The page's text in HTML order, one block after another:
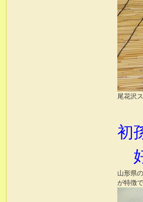
尾花沢
初
山形県
が特徴